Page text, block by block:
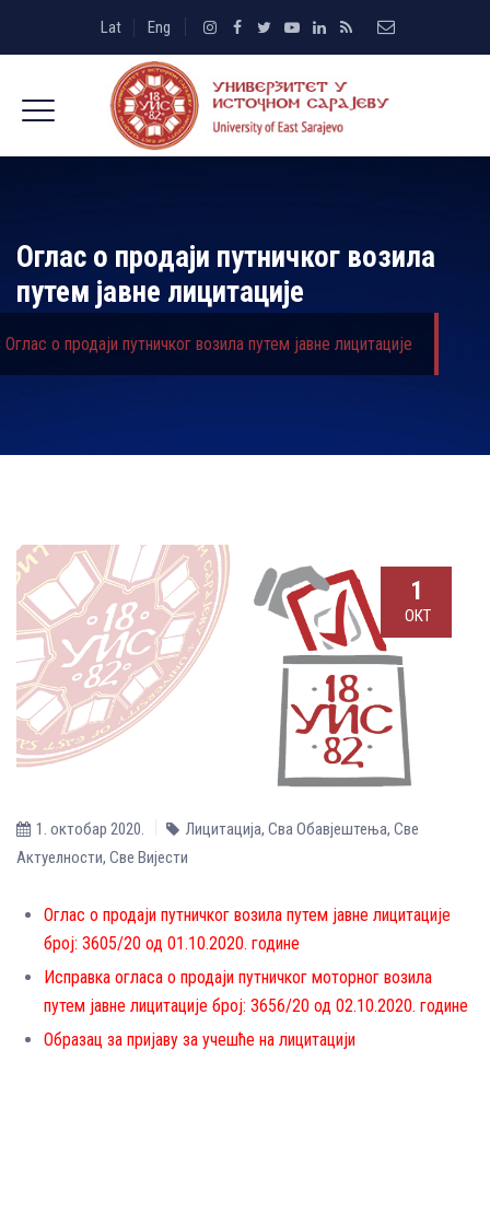
Lat Eng
Оглас о продаји путничког возила
путем јавне лицитације
Оглас о продаји путничког возила путем јавне лицитације
1
ОКТ
1. октобар 2020. Лицитација, Сва Обавјештења, Све
Aктуелности, Све Вијести
Оглас о продаји путничког возила путем јавне лицитације
број: 3605/20 од 01.10.2020. године
Исправка огласа о продаји путничког моторног возила
путем јавне лицитације број: 3656/20 од 02.10.2020. године
Образац за пријаву за учешће на лицитацији